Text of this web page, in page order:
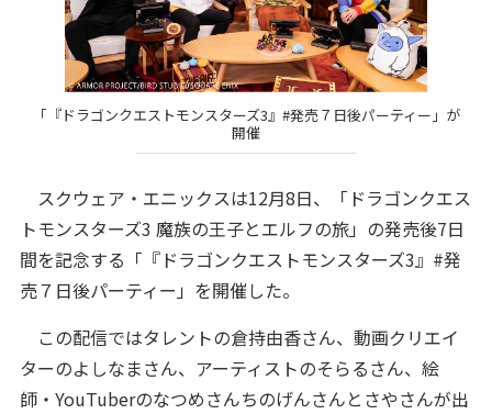
「『ドラゴンクエストモンスターズ3』#発売７日後パーティー」が
開催
スクウェア・エニックスは12月8日、「ドラゴンクエス
トモンスターズ3 魔族の王子とエルフの旅」の発売後7日
間を記念する「『ドラゴンクエストモンスターズ3』#発
売７日後パーティー」を開催した。
この配信ではタレントの倉持由香さん、動画クリエイ
ターのよしなまさん、アーティストのそらるさん、絵
師・YouTuberのなつめさんちのげんさんとさやさんが出